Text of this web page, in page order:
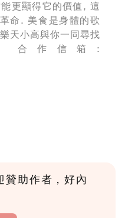
更顯得它的價值, 這
命. 美食是身體的歌
天小高與你一同尋找
合作信箱:
贊助作者，好內